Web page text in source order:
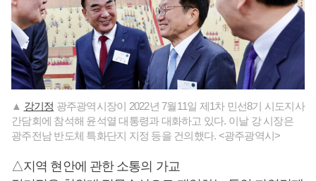
▲ 강기정 광주광역시장이 2022년 7월11일 제1차 민선8기 시도지사
간담회에 참석해 윤석열 대통령과 대화하고 있다. 이날 강 시장은
광주전남 반도체 특화단지 지정 등을 건의했다. <광주광역시>
△지역 현안에 관한 소통의 가교